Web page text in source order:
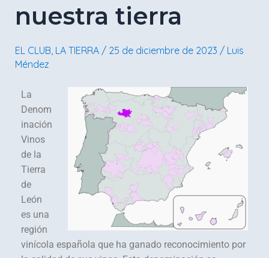
nuestra tierra
EL CLUB LA TIERRA/ 25 de diciembre de 2023 / Luis
Méndez
La
Denom
inación
Vinos
de la
Tierra
de
León
es una
región
vinícola española que ha ganado reconocimiento por
nuestra